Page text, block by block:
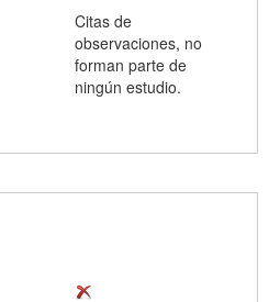
Citas de
observaciones, no
forman parte de
ningún estudio.